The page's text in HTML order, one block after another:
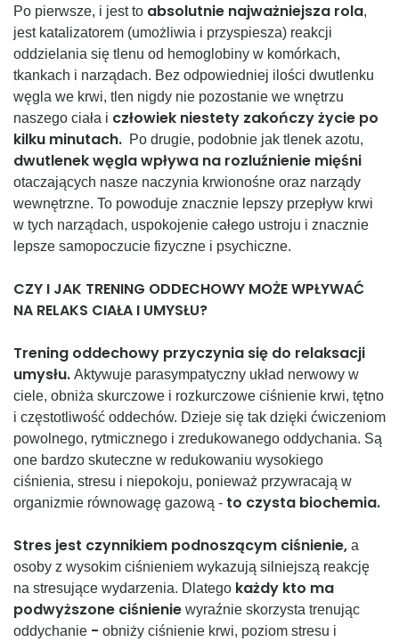
Po pierwsze, i jest to absolutnie najważniejsza rola,
jest katalizatorem (umożliwia i przyspiesza) reakcji
oddzielania się tlenu od hemoglobiny w komórkach,
tkankach i narządach. Bez odpowiedniej ilości dwutlenku
węgla we krwi, tlen nigdy nie pozostanie we wnętrzu
naszego ciała i człowiek niestety zakończy życie po
kilku minutach. Po drugie, podobnie jak tlenek azotu,
dwutlenek węgla wpływa na rozluźnienie mięśni
otaczających nasze naczynia krwionośne oraz narządy
wewnętrzne. To powoduje znacznie lepszy przepływ krwi
w tych narządach, uspokojenie całego ustroju i znacznie
lepsze samopoczucie fizyczne i psychiczne.
CZY I JAK TRENING ODDECHOWY MOŻE WPŁYWAĆ
NA RELAKS CIAŁA I UMYSŁU?
Trening oddechowy przyczynia się do relaksacji
umysłu. Aktywuje parasympatyczny układ nerwowy w
ciele, obniża skurczowe i rozkurczowe ciśnienie krwi, tętno
i częstotliwość oddechów. Dzieje się tak dzięki ćwiczeniom
powolnego, rytmicznego i zredukowanego oddychania. Są
one bardzo skuteczne w redukowaniu wysokiego
ciśnienia, stresu i niepokoju, ponieważ przywracają w
organizmie równowagę gazową - to czysta biochemia.
Stres jest czynnikiem podnoszącym ciśnienie, a
osoby z wysokim ciśnieniem wykazują silniejszą reakcję
na stresujące wydarzenia. Dlatego każdy kto ma
podwyższone ciśnienie wyraźnie skorzysta trenując
oddychanie - obniży ciśnienie krwi, poziom stresu i